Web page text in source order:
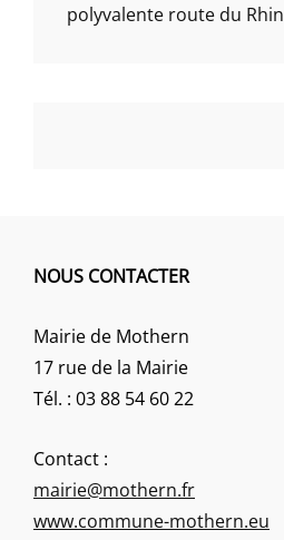
polyvalente route du Rhin
NOUS CONTACTER
Mairie de Mothern
17 rue de la Mairie
Tél. : 03 88 54 60 22
Contact :
mairie@mothern.fr
www.commune-mothern.eu